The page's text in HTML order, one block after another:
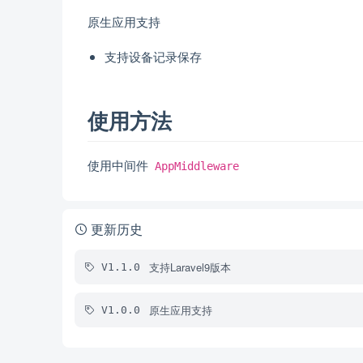
原生应用支持
支持设备记录保存
使用方法
使用中间件 AppMiddleware
更新历史
V1.1.0 支持Laravel9版本
V1.0.0 原生应用支持